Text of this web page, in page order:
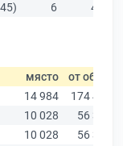
6 410
място от общо
14 984
174 403
10 028
56 378
10 028 56 378